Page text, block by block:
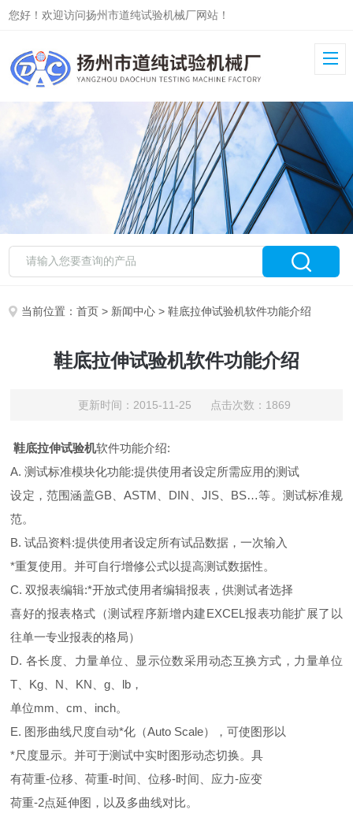
您好！欢迎访问扬州市道纯试验机械厂网站！
当前位置：首页 > 新闻中心 > 鞋底拉伸试验机软件功能介绍
鞋底拉伸试验机软件功能介绍
更新时间：2015-11-25 点击次数：1869
鞋底拉伸试验机软件功能介绍:
A. 测试标准模块化功能:提供使用者设定所需应用的测试
设定，范围涵盖GB、ASTM、DIN、JIS、BS…等。测试标准规
范。
B. 试品资料:提供使用者设定所有试品数据，一次输入
*重复使用。并可自行增修公式以提高测试数据性。
C. 双报表编辑:*开放式使用者编辑报表，供测试者选择
喜好的报表格式（测试程序新增内建EXCEL报表功能扩展了以
往单一专业报表的格局）
D. 各长度、力量单位、显示位数采用动态互换方式，力量单位
T、Kg、N、KN、g、lb，
单位mm、cm、inch。
E. 图形曲线尺度自动*化（Auto Scale），可使图形以
*尺度显示。并可于测试中实时图形动态切换。具
有荷重-位移、荷重-时间、位移-时间、应力-应变
荷重-2点延伸图，以及多曲线对比。